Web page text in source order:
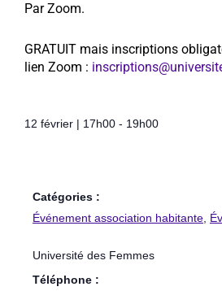
Par Zoom.
GRATUIT mais inscriptions
lien Zoom :
12 février 17h00 - 19h00
Catégories :
Événement association habitante,
Université des Femmes
Téléphone :